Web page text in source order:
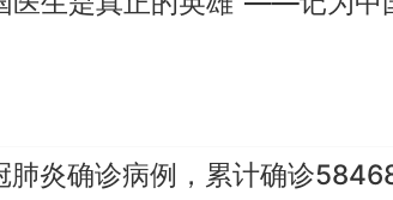
肺炎确诊病例，累计确诊